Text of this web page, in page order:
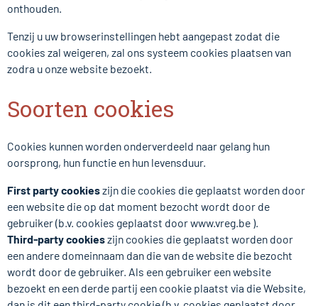
onthouden.
Tenzij u uw browserinstellingen hebt aangepast zodat die
cookies zal weigeren, zal ons systeem cookies plaatsen van
zodra u onze website bezoekt.
Soorten cookies
Cookies kunnen worden onderverdeeld naar gelang hun
oorsprong, hun functie en hun levensduur.
First party cookieszijn die cookies die geplaatst worden door
een website die op dat moment bezocht wordt door de
gebruiker (b.v. cookies geplaatst door www.vreg.be ).
Third-party cookieszijn cookies die geplaatst worden door
een andere domeinnaam dan die van de website die bezocht
wordt door de gebruiker. Als een gebruiker een website
bezoekt en een derde partij een cookie plaatst via die Website,